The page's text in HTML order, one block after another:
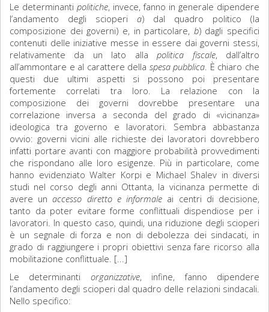
Le determinanti politiche, invece, fanno in generale dipendere
l’andamento degli scioperi a) dal quadro politico (la
composizione dei governi) e, in particolare, b) dagli specifici
contenuti delle iniziative messe in essere dai governi stessi,
relativamente da un lato allapolitica fiscale, dall’altro
all’ammontare e al carattere della spesa pubblica. È chiaro che
questi due ultimi aspetti si possono poi presentare
fortemente correlati tra loro. La relazione con la
composizione dei governi dovrebbe presentare una
correlazione inversa a seconda del grado di «vicinanza»
ideologica tra governo e lavoratori. Sembra abbastanza
ovvio: governi vicini alle richieste dei lavoratori dovrebbero
infatti portare avanti con maggiore probabilità provvedimenti
che rispondano alle loro esigenze. Più in particolare, come
hanno evidenziato Walter Korpi e Michael Shalev in diversi
studi nel corso degli anni Ottanta, la vicinanza permette di
avere unaccesso diretto e informale ai centri di decisione,
tanto da poter evitare forme conflittuali dispendiose per i
lavoratori. In questo caso, quindi, una riduzione degli scioperi
è un segnale di forza e non di debolezza dei sindacati, in
grado di raggiungere i propri obiettivi senza fare ricorso alla
mobilitazione conflittuale. [...]
Le determinanti organizzative, infine, fanno dipendere
l’andamento degli scioperi dal quadro delle relazioni sindacali.
Nello specifico: